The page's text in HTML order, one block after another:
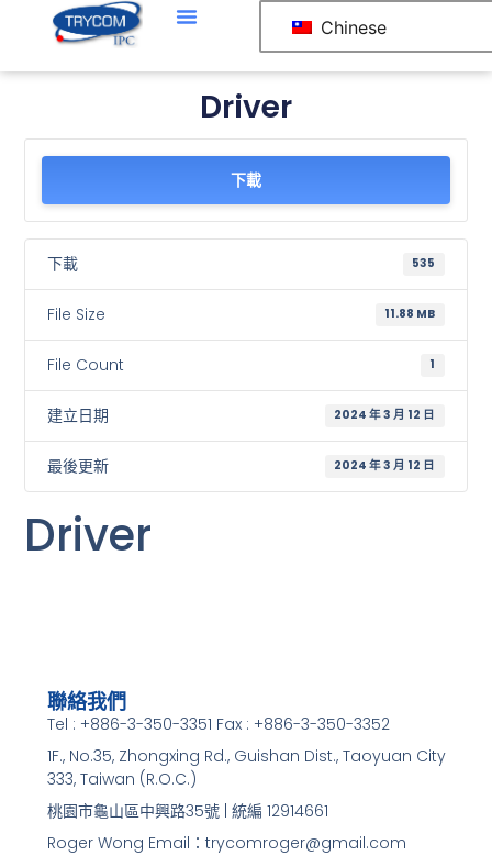
Chinese
Driver
下載
下載 535
File Size 11.88 MB
File Count 1
建立日期 2024 年 3 月 12 日
最後更新 2024 年 3 月 12 日
Driver
聯絡我們
Tel : +886-3-350-3351 Fax : +886-3-350-3352
1F., No.35, Zhongxing Rd., Guishan Dist., Taoyuan City
333, Taiwan (R.O.C.)
桃園市龜山區中興路35號 | 統編 12914661
Roger Wong Email：trycomroger@gmail.com